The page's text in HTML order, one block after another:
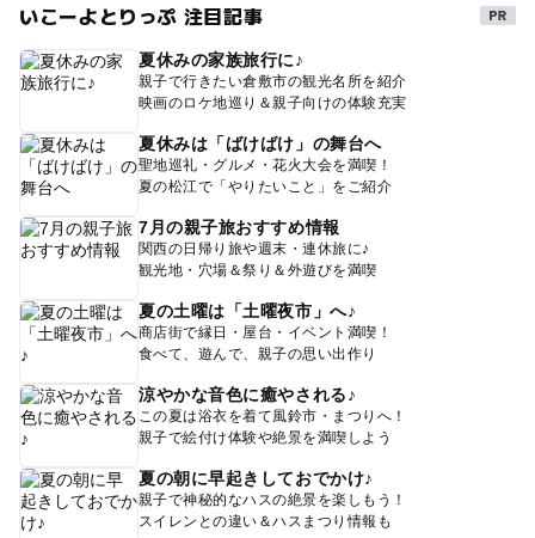
いこーよとりっぷ 注目記事
夏休みの家族旅行に♪
親子で行きたい倉敷市の観光名所を紹介
映画のロケ地巡り＆親子向けの体験充実
夏休みは「ばけばけ」の舞台へ
聖地巡礼・グルメ・花火大会を満喫！
夏の松江で「やりたいこと」をご紹介
7月の親子旅おすすめ情報
関西の日帰り旅や週末・連休旅に♪
観光地・穴場＆祭り＆外遊びを満喫
夏の土曜は「土曜夜市」へ♪
商店街で縁日・屋台・イベント満喫！
食べて、遊んで、親子の思い出作り
涼やかな音色に癒やされる♪
この夏は浴衣を着て風鈴市・まつりへ！
親子で絵付け体験や絶景を満喫しよう
夏の朝に早起きしておでかけ♪
親子で神秘的なハスの絶景を楽しもう！
スイレンとの違い＆ハスまつり情報も